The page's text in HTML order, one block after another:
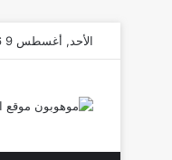
الأحد, أغسطس 9 2026